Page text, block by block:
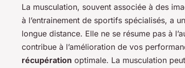
La musculation, souvent associée à des
à l’entrainement de sportifs spécialisés, a
longue distance. Elle ne se résume pas à
contribue à l’amélioration de vos
récupération optimale. La musculation